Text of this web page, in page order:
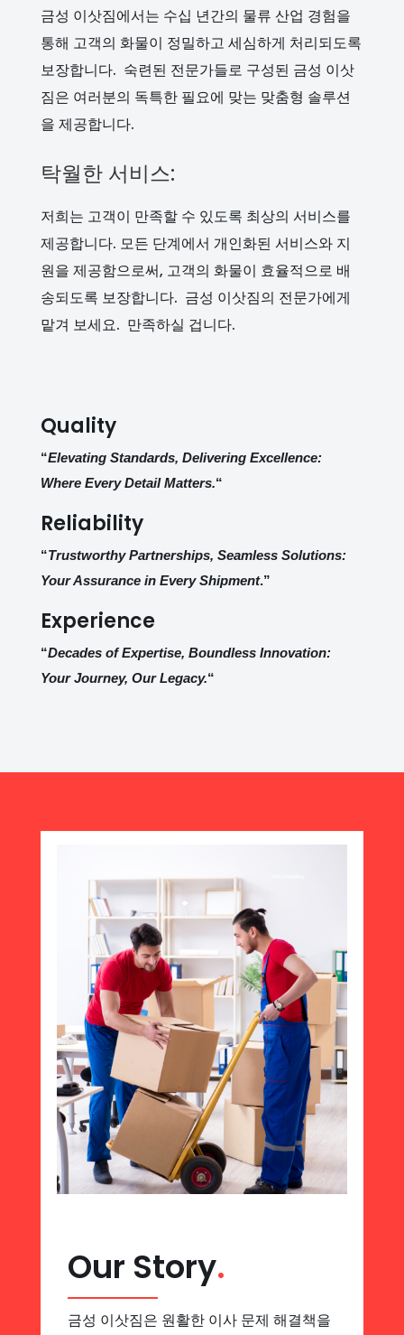
금성 이삿짐에서는 수십 년간의 물류 산업 경험을
통해 고객의 화물이 정밀하고 세심하게 처리되도록
보장합니다. 숙련된 전문가들로 구성된 금성 이삿
짐은 여러분의 독특한 필요에 맞는 맞춤형 솔루션
을 제공합니다.
탁월한 서비스:
저희는 고객이 만족할 수 있도록 최상의 서비스를
제공합니다. 모든 단계에서 개인화된 서비스와 지
원을 제공함으로써, 고객의 화물이 효율적으로 배
송되도록 보장합니다. 금성 이삿짐의 전문가에게
맡겨 보세요. 만족하실 겁니다.
Quality
“Elevating Standards, Delivering Excellence:
Where Every Detail Matters.“
Reliability
“Trustworthy Partnerships, Seamless Solutions:
Your Assurance in Every Shipment.”
Experience
“Decades of Expertise, Boundless Innovation:
Your Journey, Our Legacy.“
Our Story.
금성 이삿짐은 원활한 이사 문제 해결책을